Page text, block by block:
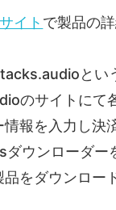
イト で製品の
とい
のサイトにて
報を入力し決
ウンローダー
品をダウンロー